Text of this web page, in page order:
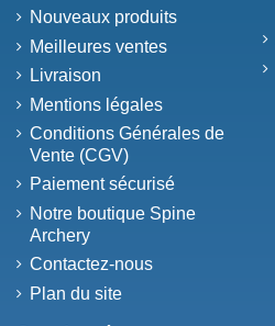
Nouveaux produits
Meilleures ventes
Livraison
Mentions légales
Conditions Générales de
Vente (CGV)
Paiement sécurisé
Notre boutique Spine
Archery
Contactez-nous
Plan du site